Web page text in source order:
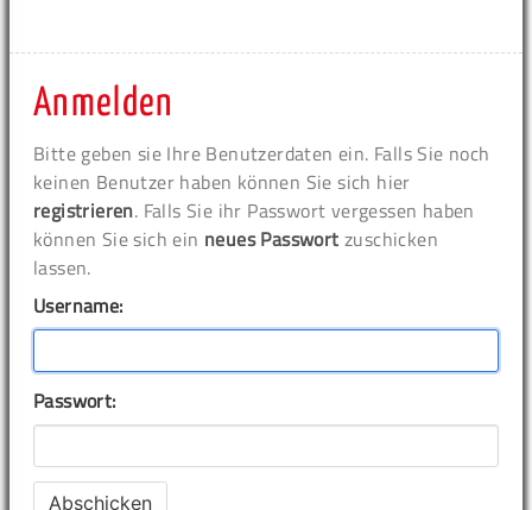
Anmelden
Bitte geben sie Ihre Benutzerdaten ein. Falls Sie noch
keinen Benutzer haben können Sie sich hier
registrieren. Falls Sie ihr Passwort vergessen haben
können Sie sich ein neues Passwort zuschicken
lassen.
Username:
Passwort: